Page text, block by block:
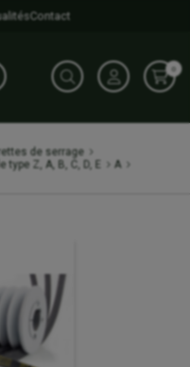
Contact
0
de serrage
Z, A, B, C, D, E
A